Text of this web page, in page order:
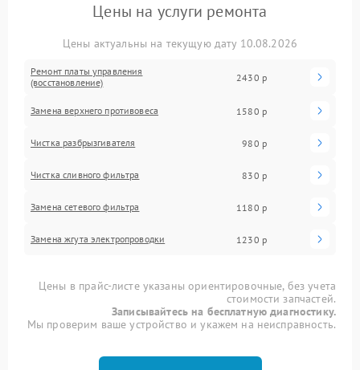
Цены на услуги ремонта
Цены актуальны на текущую дату 10.08.2026
Ремонт платы управления
(восстановление)
2430 р
Замена верхнего противовеса 1580 р
Чистка разбрызгивателя 980 р
Чистка сливного фильтра 830 р
Замена сетевого фильтра 1180 р
Замена жгута электропроводки 1230 р
Цены в прайс-листе указаны ориентировочные, без учета
стоимости запчастей.
Записывайтесь на бесплатную диагностику.
Мы проверим ваше устройство и укажем на неисправность.